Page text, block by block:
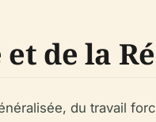
de la
du travail